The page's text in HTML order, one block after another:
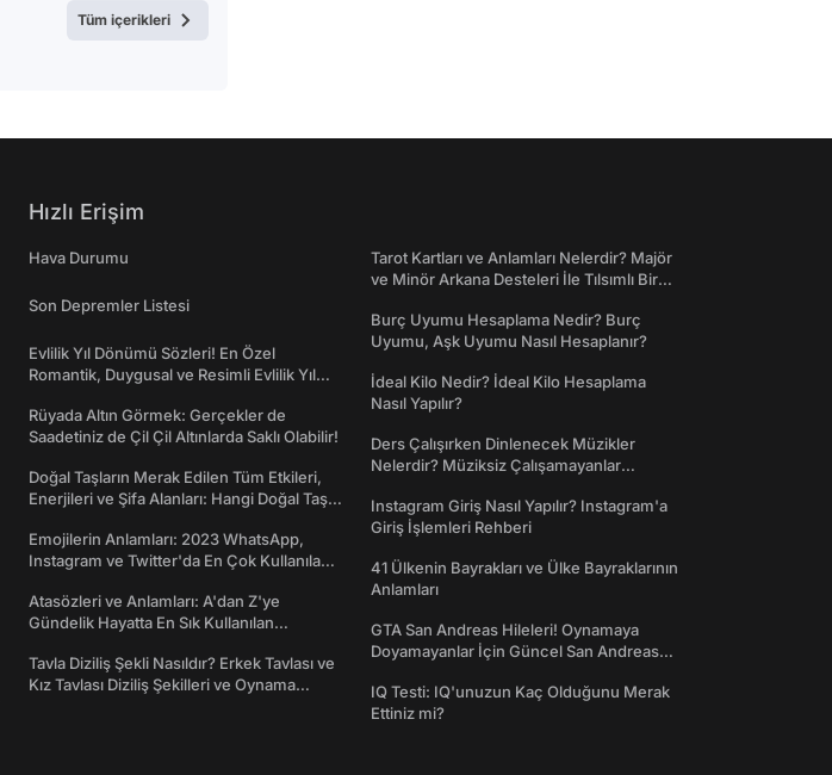
Tüm içerikleri
Hızlı Erişim
Hava Durumu
Son Depremler Listesi
Evlilik Yıl Dönümü Sözleri! En Özel
Romantik, Duygusal ve Resimli Evlilik Yıl
Rüyada Altın Görmek: Gerçekler de
Saadetiniz de Çil Çil Altınlarda Saklı Olabilir!
Doğal Taşların Merak Edilen Tüm Etkileri,
Enerjileri ve Şifa Alanları: Hangi Doğal Taş
Emojilerin Anlamları: 2023 WhatsApp,
Instagram ve Twitter'da En Çok Kullanılan
Atasözleri ve Anlamları: A'dan Z'ye
Gündelik Hayatta En Sık Kullanılan
Tavla Diziliş Şekli Nasıldır? Erkek Tavlası ve
Kız Tavlası Diziliş Şekilleri ve Oynama
Tarot Kartları ve Anlamları Nelerdir? Majör
ve Minör Arkana Desteleri İle Tılsımlı Bir
Burç Uyumu Hesaplama Nedir? Burç
Uyumu, Aşk Uyumu Nasıl Hesaplanır?
İdeal Kilo Nedir? İdeal Kilo Hesaplama
Nasıl Yapılır?
Ders Çalışırken Dinlenecek Müzikler
Nelerdir? Müziksiz Çalışamayanlar
Instagram Giriş Nasıl Yapılır? Instagram'a
Giriş İşlemleri Rehberi
41 Ülkenin Bayrakları ve Ülke Bayraklarının
Anlamları
GTA San Andreas Hileleri! Oynamaya
Doyamayanlar İçin Güncel San Andreas
IQ Testi: IQ'unuzun Kaç Olduğunu Merak
Ettiniz mi?